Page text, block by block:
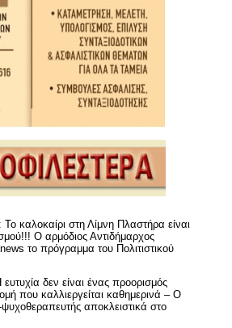
καλοκαίρι στη Λίμνη Πλαστήρα είναι
Ο αρμόδιος Αντιδήμαρχος
το πρόγραμμα του Πολιτιστικού
δεν είναι ένας προορισμός
που καλλιεργείται καθημερινά – Ο
ψυχοθεραπευτής αποκλειστικά στο